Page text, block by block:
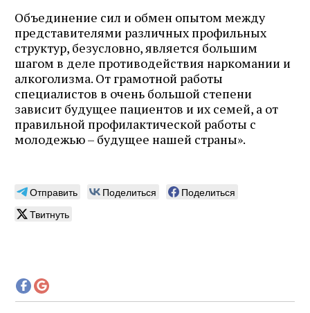
Объединение сил и обмен опытом между
представителями различных профильных
структур, безусловно, является большим
шагом в деле противодействия наркомании и
алкоголизма. От грамотной работы
специалистов в очень большой степени
зависит будущее пациентов и их семей, а от
правильной профилактической работы с
молодежью – будущее нашей страны».
Отправить Поделиться
Поделиться
Твитнуть